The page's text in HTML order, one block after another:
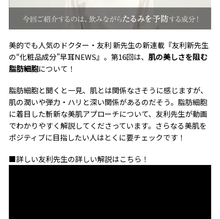
美的でも人気のドクター・友利 新先生の新連載『友利新先生
の“化粧品成分”早耳NEWS』。第16回は、 肌の美しさを阻む
脂肪細胞について！
脂肪細胞と聞くと一見、肌とは関係なさそうに感じますが、
肌の潤いや弾力・ハリと深い関係があるのだそう。脂肪細胞
に着目した斬新な美肌アプローチについて、友利先生が動画
でわかりやすく解説してくださっています。さらなる美肌を
ポジティブに目指したい人はとくに要チェックです！
■詳しい友利先生の詳しい解説はこちら！